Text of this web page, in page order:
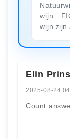
wijn:
wijn zijn
Elin Prins
2025-08-24
Count